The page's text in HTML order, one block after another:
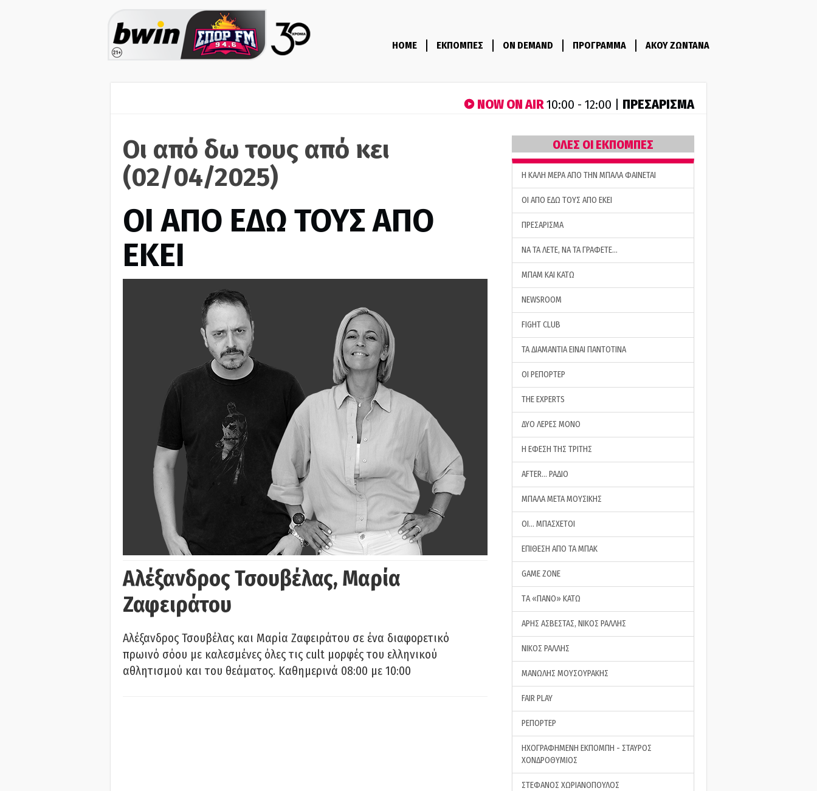
HOME ΕΚΠΟΜΠΕΣ ON DEMAND ΠΡΟΓΡΑΜΜΑ ΑΚΟΥ ΖΩΝΤΑΝΑ
NOW ON AIR10:00 - 12:00 | ΠΡΕΣΑΡΙΣΜΑ
Οι από δω τους από κει
(02/04/2025)
ΟΙ ΑΠΟ ΕΔΩ ΤΟΥΣ ΑΠΟ
ΕΚΕΙ
Αλέξανδρος Τσουβέλας, Μαρία
Ζαφειράτου
Αλέξανδρος Τσουβέλας και Μαρία Ζαφειράτου σε ένα διαφορετικό
πρωινό σόου με καλεσμένες όλες τις cult μορφές του ελληνικού
αθλητισμού και του θεάματος. Καθημερινά 08:00 με 10:00
ΟΛΕΣ ΟΙ ΕΚΠΟΜΠΕΣ
H ΚΑΛΗ ΜΕΡΑ ΑΠΟ ΤΗΝ ΜΠΑΛΑ ΦΑΙΝΕΤΑΙ
ΟΙ ΑΠΟ ΕΔΩ ΤΟΥΣ ΑΠΟ ΕΚΕΙ
ΠΡΕΣΑΡΙΣΜΑ
ΝΑ ΤΑ ΛΕΤΕ, ΝΑ ΤΑ ΓΡΑΦΕΤΕ…
ΜΠΑΜ ΚΑΙ ΚΑΤΩ
NEWSROOM
FIGHT CLUB
ΤΑ ΔΙΑΜΑΝΤΙΑ ΕΙΝΑΙ ΠΑΝΤΟΤΙΝΑ
ΟΙ ΡΕΠΟΡΤΕΡ
THE EXPERTS
ΔΥΟ ΛΕΡΕΣ ΜΟΝΟ
Η ΕΦΕΣΗ ΤΗΣ ΤΡΙΤΗΣ
AFTER… ΡΑΔΙΟ
ΜΠΑΛΑ ΜΕΤΑ ΜΟΥΣΙΚΗΣ
ΟΙ… ΜΠΑΣΧΕΤΟΙ
ΕΠΙΘΕΣΗ ΑΠΟ ΤΑ ΜΠΑΚ
GAME ZONE
ΤA «ΠΑΝΟ» ΚΑΤΩ
ΑΡΗΣ ΑΣΒΕΣΤΑΣ, ΝΙΚΟΣ ΡΑΛΛΗΣ
ΝΙΚΟΣ ΡΑΛΛΗΣ
ΜΑΝΩΛΗΣ ΜΟΥΣΟΥΡΑΚΗΣ
FAIR PLAY
ΡΕΠΟΡΤΕΡ
ΗΧΟΓΡΑΦΗΜΕΝΗ ΕΚΠΟΜΠΗ - ΣΤΑΥΡΟΣ
ΧΟΝΔΡΟΘΥΜΙΟΣ
ΣΤΕΦΑΝΟΣ ΧΩΡΙΑΝΟΠΟΥΛΟΣ